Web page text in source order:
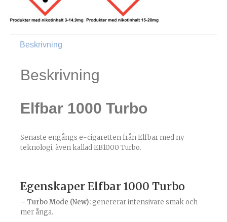
Beskrivning
Beskrivning
Elfbar 1000 Turbo
Senaste engångs e-cigaretten från Elfbar med ny
teknologi, även kallad EB1000 Turbo.
Egenskaper Elfbar 1000 Turbo
– Turbo Mode (New): genererar intensivare smak och
mer ånga.